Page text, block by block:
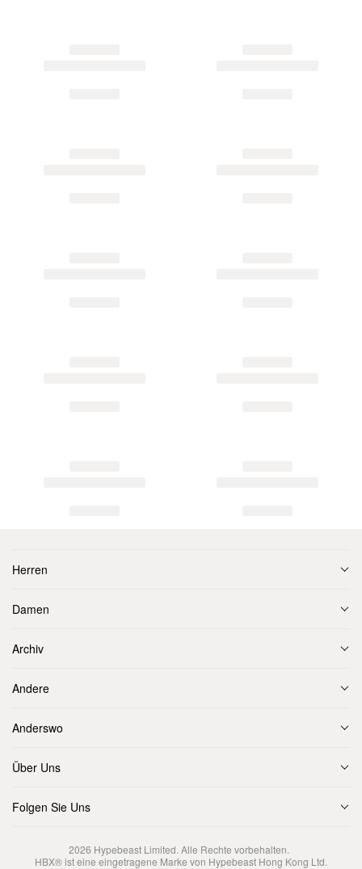
Herren
Damen
Archiv
Andere
Anderswo
Über Uns
Folgen Sie Uns
2026 Hypebeast Limited. Alle Rechte vorbehalten.
HBX® ist eine eingetragene Marke von Hypebeast Hong Kong Ltd.